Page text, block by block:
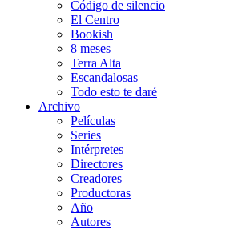
Código de silencio
El Centro
Bookish
8 meses
Terra Alta
Escandalosas
Todo esto te daré
Archivo
Películas
Series
Intérpretes
Directores
Creadores
Productoras
Año
Autores